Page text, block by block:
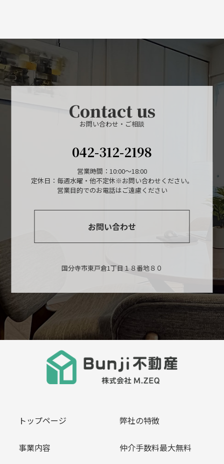
Contact us
お問い合わせ・ご相談
042-312-2198
営業時間：10:00～18:00
定休日：毎週水曜・他不定休※お問い合わせください。
営業目的でのお電話はご遠慮ください
お問い合わせ
国分寺市東戸倉1丁目１８番地８０
トップページ 弊社の特徴
事業内容 仲介手数料最大無料